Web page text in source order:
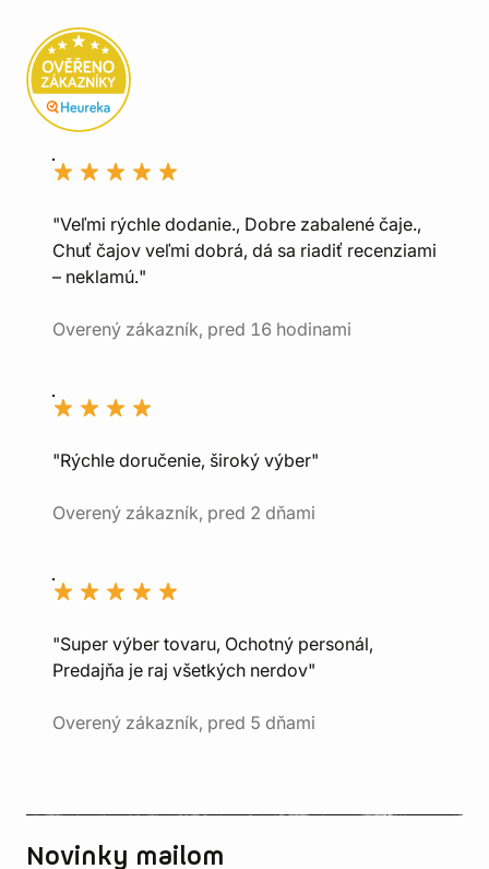
"Veľmi rýchle dodanie., Dobre zabalené čaje.,
Chuť čajov veľmi dobrá, dá sa riadiť recenziami
– neklamú."
Overený zákazník, pred 16 hodinami
"Rýchle doručenie, široký výber"
Overený zákazník, pred 2 dňami
"Super výber tovaru, Ochotný personál,
Predajňa je raj všetkých nerdov"
Overený zákazník, pred 5 dňami
Novinky mailom